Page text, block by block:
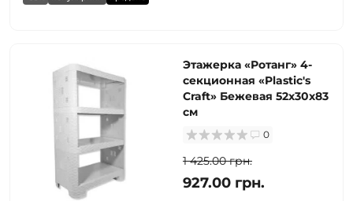
Этажерка «Ротанг» 4-
секционная «Plastic's
Craft» Бежевая 52х30х83
см
0
1 425.00 грн.
927.00 грн.